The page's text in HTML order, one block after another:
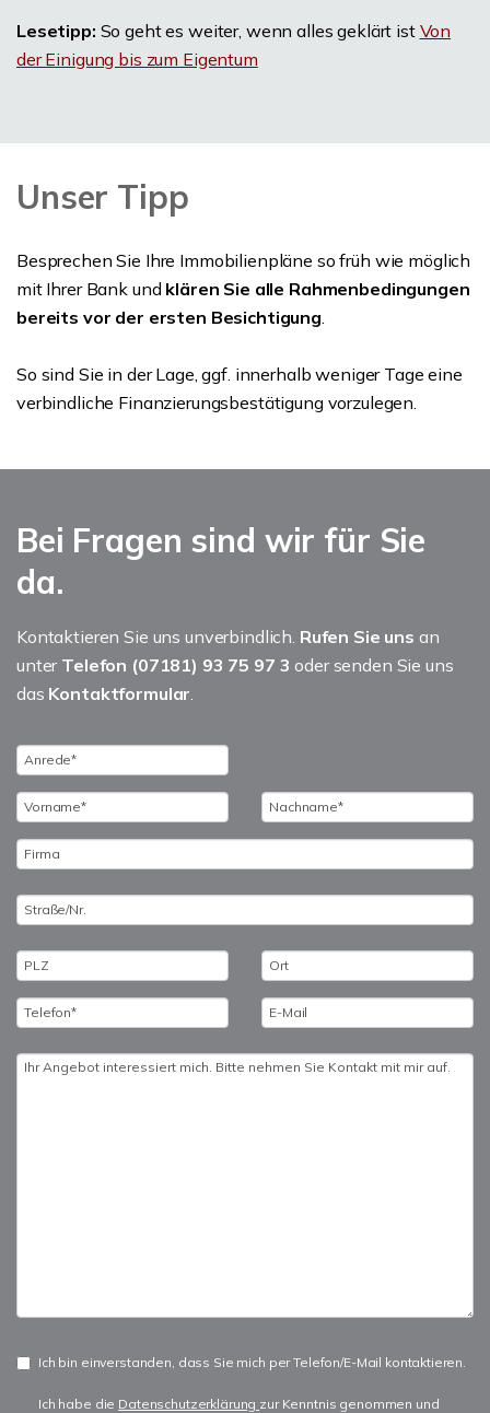
Lesetipp: So geht es weiter, wenn alles geklärt ist Von
der Einigung bis zum Eigentum
Unser Tipp
Besprechen Sie Ihre Immobilienpläne so früh wie möglich
mit Ihrer Bank und klären Sie alle Rahmenbedingungen
bereits vor der ersten Besichtigung
So sind Sie in der Lage, ggf. innerhalb weniger Tage eine
verbindliche Finanzierungsbestätigung vorzulegen.
Bei Fragen sind wir für Sie
da.
Kontaktieren Sie uns unverbindlich. Rufen Sie uns an
unterTelefon (07181) 93 75 97 3 oder senden Sie uns
das Kontaktformular
Ich bin einverstanden, dass Sie mich per Telefon/E-Mail kontaktieren.
Ich habe die Datenschutzerklärung zur Kenntnis genommen und